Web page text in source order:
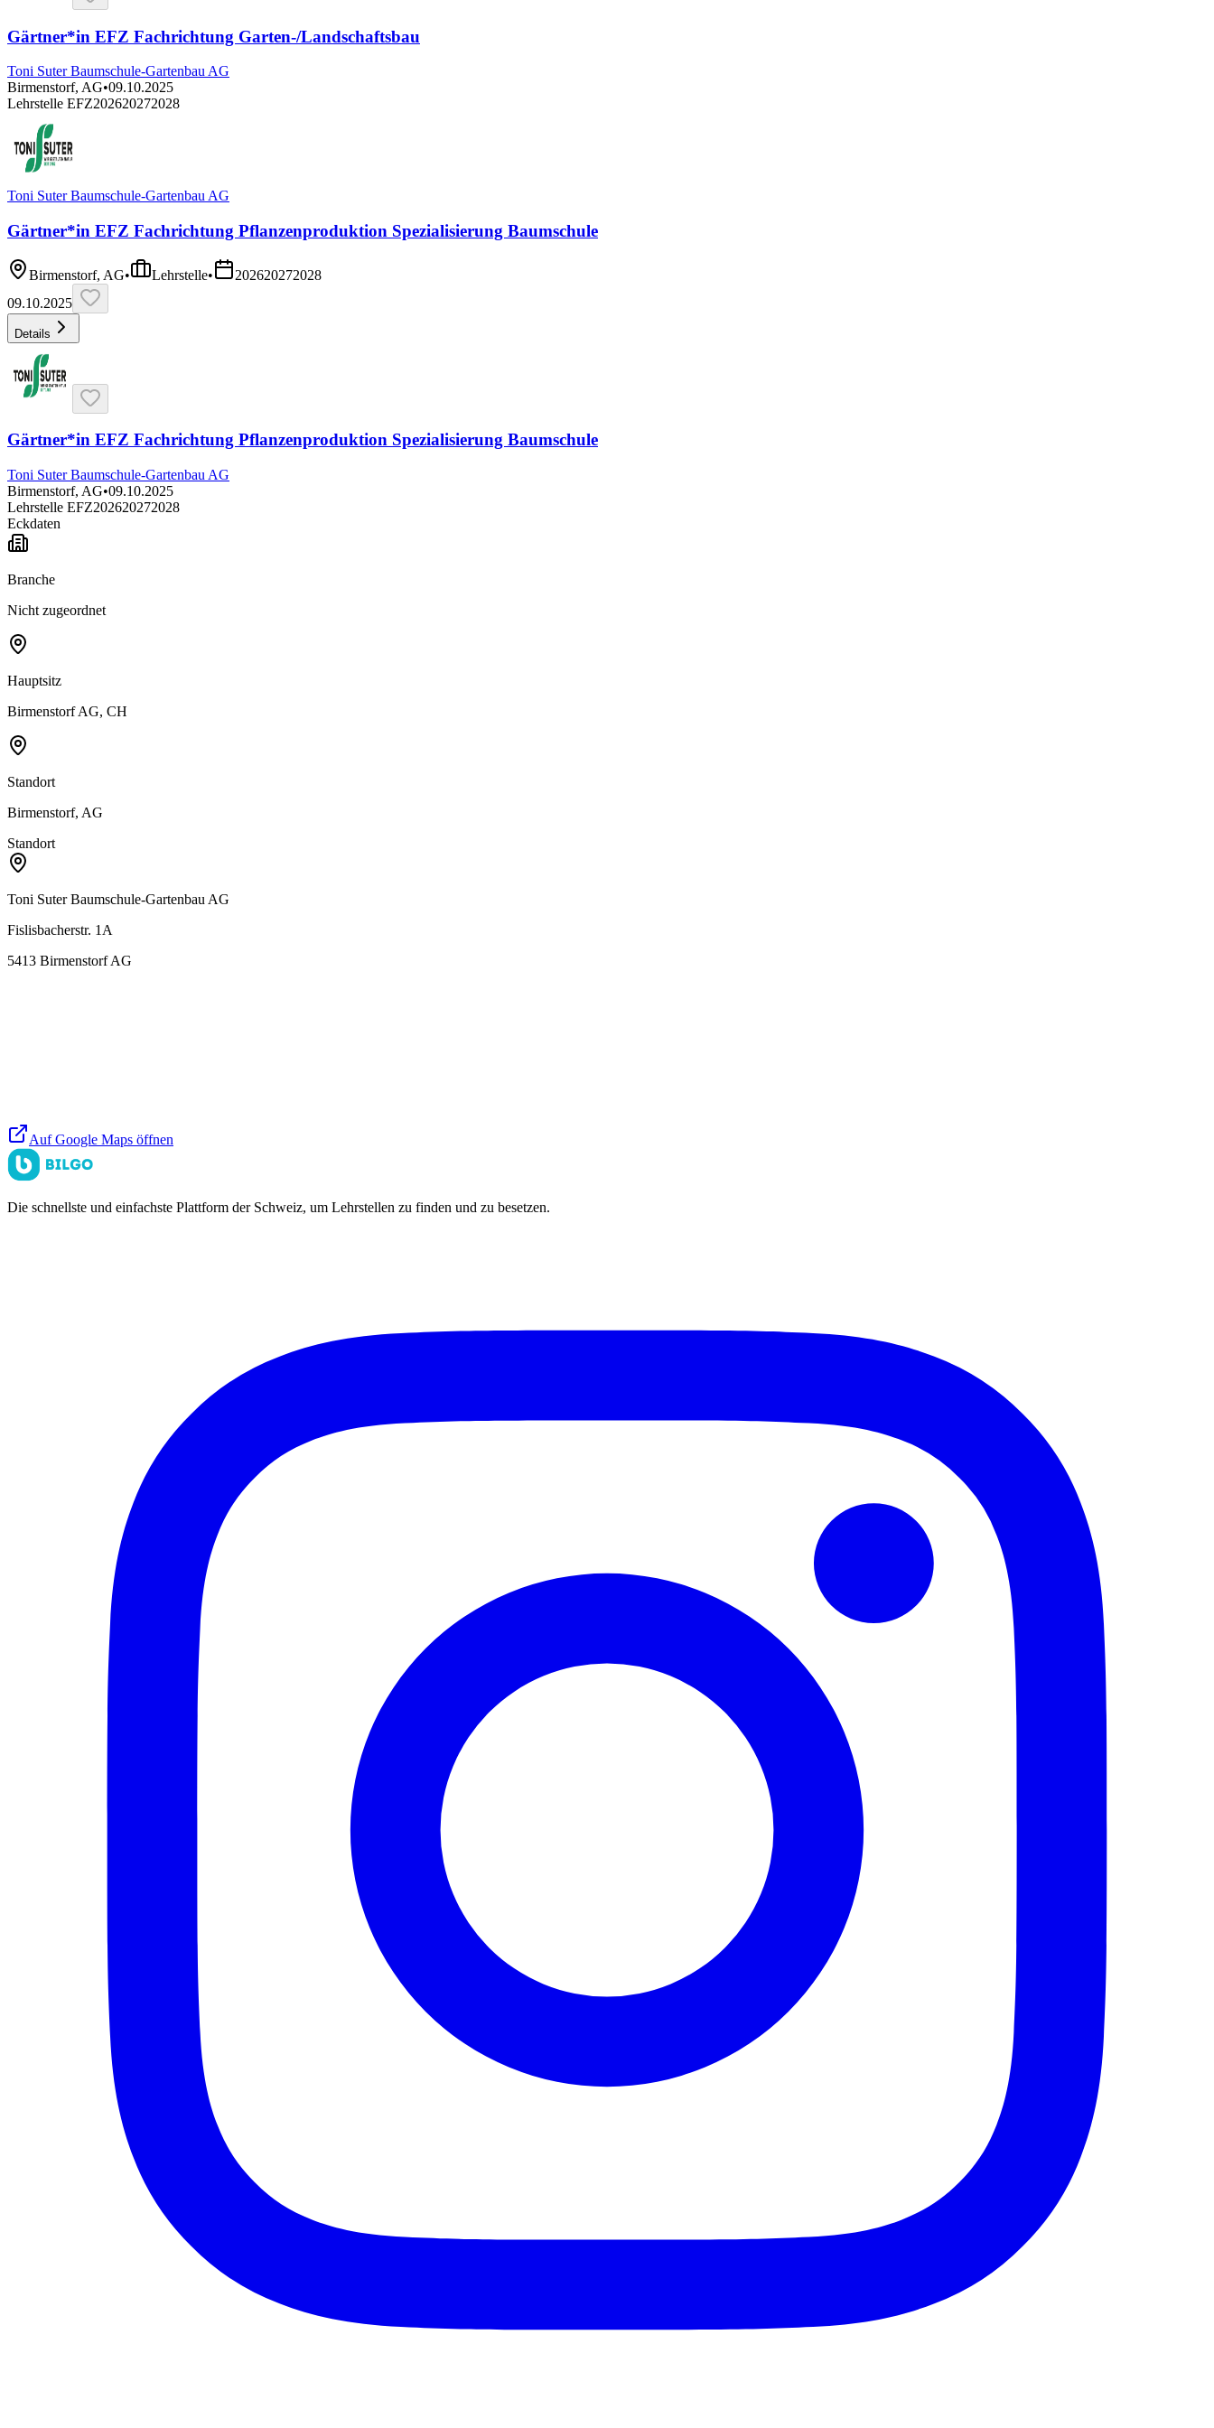
Gärtner*in EFZ Fachrichtung Garten-/Landschaftsbau
Toni Suter Baumschule-Gartenbau AG
Birmenstorf, AG•09.10.2025
Lehrstelle EFZ202620272028
Toni Suter Baumschule-Gartenbau AG
Gärtner*in EFZ Fachrichtung Pflanzenproduktion Spezialisierung Baumschule
Birmenstorf, AG• Lehrstelle• 202620272028
09.10.2025
Details
Gärtner*in EFZ Fachrichtung Pflanzenproduktion Spezialisierung Baumschule
Toni Suter Baumschule-Gartenbau AG
Birmenstorf, AG•09.10.2025
Lehrstelle EFZ202620272028
Eckdaten
Branche
Nicht zugeordnet
Hauptsitz
Birmenstorf AG, CH
Standort
Birmenstorf, AG
Standort
Toni Suter Baumschule-Gartenbau AG
Fislisbacherstr. 1A
5413 Birmenstorf AG
Auf Google Maps öffnen
Die schnellste und einfachste Plattform der Schweiz, um Lehrstellen zu finden und zu besetzen.